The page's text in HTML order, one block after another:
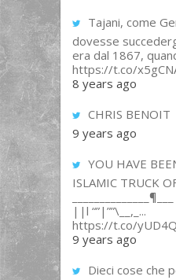
Tajani, come
dovesse
era dal 1867,
https://t.co/
8 years ago
CHRIS BENOIT
9 years ago
YOU HAVE
ISLAMIC TRUCK
||l “”|””\__,_...
https://t.co/
9 years ago
Dieci cose che